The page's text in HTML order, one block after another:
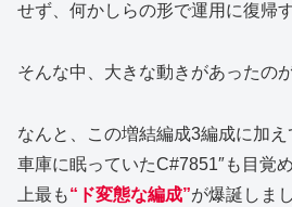
せず、何かしらの形で運用に復帰
そんな中、大きな動きがあったの
なんと、この増結編成3編成に加
車庫に眠っていたC#7851″も目覚
上最も“ド変態な編成”が爆誕しま